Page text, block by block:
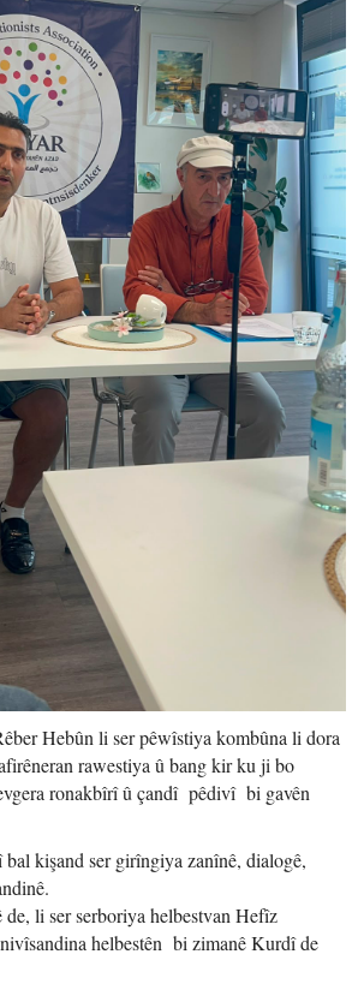
Hebûn li ser pêwîstiya kombûna li dora
rawestiya û bang kir ku ji bo
ronakbîrî û çandî pêdivî bi gavên
kişand ser girîngiya zanînê, dialogê,
de, li ser serboriya helbestvan Hefîz
helbestên bi zimanê Kurdî de